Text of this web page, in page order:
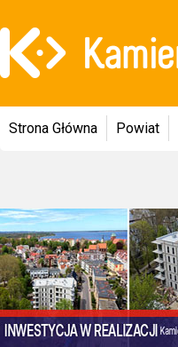
Strona Główna Powiat